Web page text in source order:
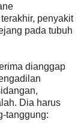
penyakit
pada tubuh
dianggap
Dia harus
tanggung: